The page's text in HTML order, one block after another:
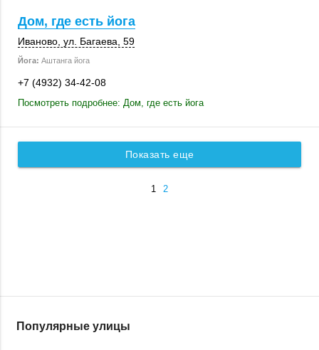
Дом, где есть йога
Иваново ул. Багаева, 59
Йога: Аштанга йога
+7 (4932) 34-42-08
Посмотреть подробнее: Дом, где есть йога
Показать еще
1 2
Популярные улицы